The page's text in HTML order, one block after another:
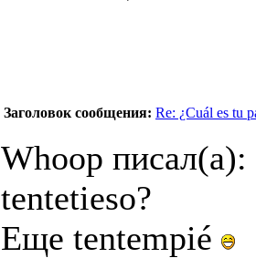
Заголовок сообщения: Re: ¿Cuál es tu
Whoop писал(а):
tentetieso?
Еще tentempié